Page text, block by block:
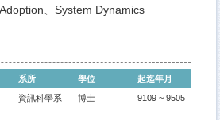
、System Dynamics
系所 學位
起迄年月
資訊科學系 博士 9109 ~ 9505